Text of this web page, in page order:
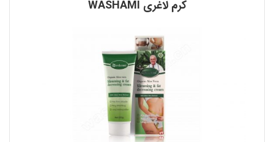
كرم لاغری WASHAMI